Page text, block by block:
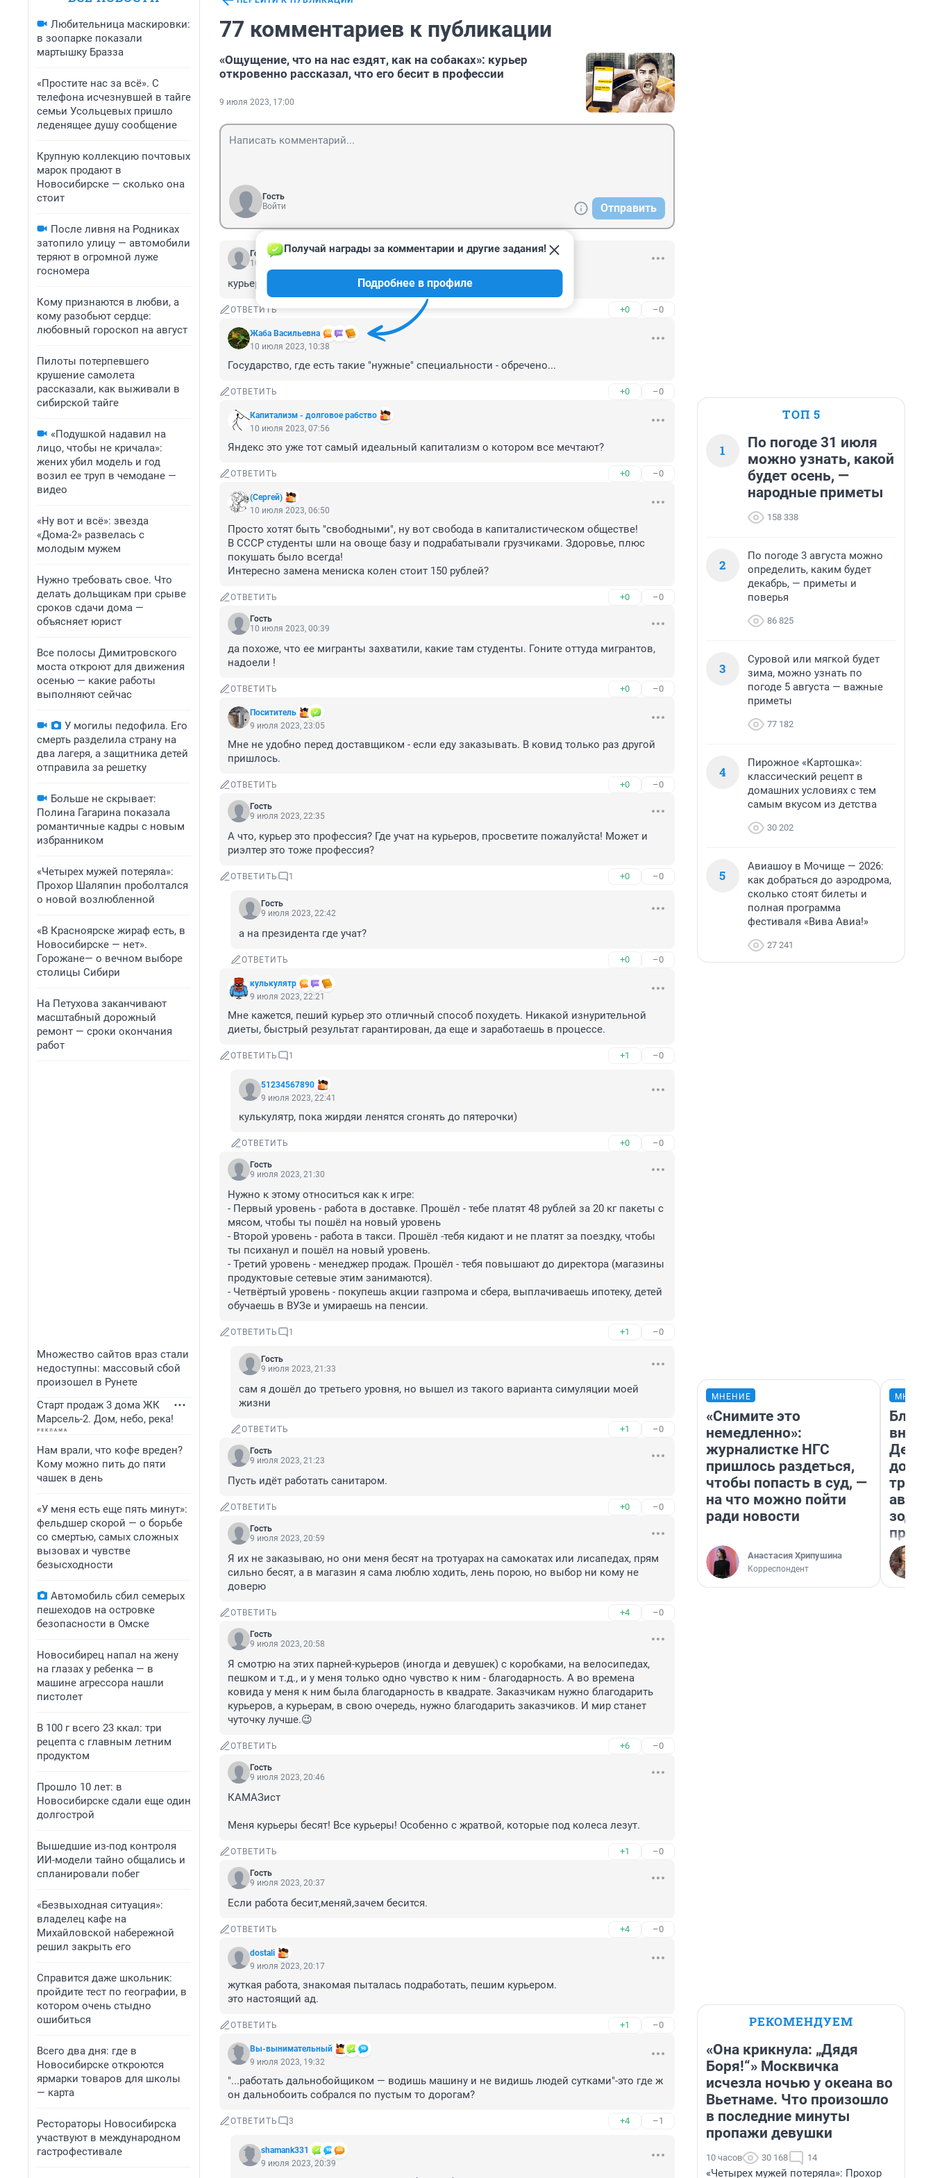
Любительница маскировки:
в зоопарке показали
мартышку Бразза
«Простите нас за всё». С
телефона исчезнувшей в тайге
семьи Усольцевых пришло
леденящее душу сообщение
Крупную коллекцию почтовых
марок продают в
Новосибирске — сколько она
стоит
После ливня на Родниках
затопило улицу — автомобили
теряют в огромной луже
госномера
Кому признаются в любви, а
кому разобьют сердце:
любовный гороскоп на август
Пилоты потерпевшего
крушение самолета
рассказали, как выживали в
сибирской тайге
«Подушкой надавил на
лицо, чтобы не кричала»:
жених убил модель и год
возил ее труп в чемодане —
видео
«Ну вот и всё»: звезда
«Дома-2» развелась с
молодым мужем
Нужно требовать свое. Что
делать дольщикам при срыве
сроков сдачи дома —
объясняет юрист
Все полосы Димитровского
моста откроют для движения
осенью — какие работы
выполняют сейчас
У могилы педофила. Его
смерть разделила страну на
два лагеря, а защитника детей
отправила за решетку
Больше не скрывает:
Полина Гагарина показала
романтичные кадры с новым
избранником
«Четырех мужей потеряла»:
Прохор Шаляпин проболтался
о новой возлюбленной
«В Красноярске жираф есть, в
Новосибирске — нет».
Горожане— о вечном выборе
столицы Сибири
На Петухова заканчивают
масштабный дорожный
ремонт — сроки окончания
работ
Множество сайтов враз стали
недоступны: массовый сбой
произошел в Рунете
Старт продаж 3 дома ЖК
Марсель-2. Дом, небо, река!
Нам врали, что кофе вреден?
Кому можно пить до пяти
чашек в день
«У меня есть еще пять минут»:
фельдшер скорой — о борьбе
со смертью, самых сложных
вызовах и чувстве
безысходности
Автомобиль сбил семерых
пешеходов на островке
безопасности в Омске
Новосибирец напал на жену
на глазах у ребенка — в
машине агрессора нашли
пистолет
В 100 г всего 23 ккал: три
рецепта с главным летним
продуктом
Прошло 10 лет: в
Новосибирске сдали еще один
долгострой
Вышедшие из-под контроля
ИИ-модели тайно общались и
спланировали побег
«Безвыходная ситуация»:
владелец кафе на
Михайловской набережной
решил закрыть его
Справится даже школьник:
пройдите тест по географии, в
котором очень стыдно
ошибиться
Всего два дня: где в
Новосибирске откроются
ярмарки товаров для школы
— карта
Рестораторы Новосибирска
участвуют в международном
гастрофестивале
77 комментариев к публикации
«Ощущение, что на нас ездят, как на собаках»: курьер
откровенно рассказал, что его бесит в профессии
9 июля 2023, 17:00
Гость
Войти
Отправить
Гость
10 июля 2023, 18:12
курьер - это не профессия, это род деятельности.
ОТВЕТИТЬ +0 –0
Жаба Васильевна
Получай награды за комментарии и другие задания!
Подробнее в профиле
10 июля 2023, 10:38
Государство, где есть такие "нужные" специальности - обречено...
ОТВЕТИТЬ +0 –0
Капитализм - долговое рабство
10 июля 2023, 07:56
Яндекс это уже тот самый идеальный капитализм о котором все мечтают?
ОТВЕТИТЬ +0 –0
(Сергей)
10 июля 2023, 06:50
Просто хотят быть "свободными", ну вот свобода в капиталистическом обществе!
В СССР студенты шли на овоще базу и подрабатывали грузчиками. Здоровье, плюс
покушать было всегда!
Интересно замена мениска колен стоит 150 рублей?
ОТВЕТИТЬ +0 –0
Гость
10 июля 2023, 00:39
да похоже, что ее мигранты захватили, какие там студенты. Гоните оттуда мигрантов,
надоели !
ОТВЕТИТЬ +0 –0
Посититель
9 июля 2023, 23:05
Мне не удобно перед доставщиком - если еду заказывать. В ковид только раз другой
пришлось.
ОТВЕТИТЬ +0 –0
Гость
9 июля 2023, 22:35
А что, курьер это профессия? Где учат на курьеров, просветите пожалуйста! Может и
риэлтер это тоже профессия?
ОТВЕТИТЬ 1 +0 –0
Гость
9 июля 2023, 22:42
а на президента где учат?
ОТВЕТИТЬ +0 –0
кулькулятр
9 июля 2023, 22:21
Мне кажется, пеший курьер это отличный способ похудеть. Никакой изнурительной
диеты, быстрый результат гарантирован, да еще и заработаешь в процессе.
ОТВЕТИТЬ 1 +1 –0
51234567890
9 июля 2023, 22:41
кулькулятр, пока жирдяи ленятся сгонять до пятерочки)
ОТВЕТИТЬ +0 –0
Гость
9 июля 2023, 21:30
Нужно к этому относиться как к игре:
- Первый уровень - работа в доставке. Прошёл - тебе платят 48 рублей за 20 кг пакеты с
мясом, чтобы ты пошёл на новый уровень
- Второй уровень - работа в такси. Прошёл -тебя кидают и не платят за поездку, чтобы
ты психанул и пошёл на новый уровень.
- Третий уровень - менеджер продаж. Прошёл - тебя повышают до директора (магазины
продуктовые сетевые этим занимаются).
- Четвёртый уровень - покупешь акции газпрома и сбера, выплачиваешь ипотеку, детей
обучаешь в ВУЗе и умираешь на пенсии.
ОТВЕТИТЬ 1 +1 –0
Гость
9 июля 2023, 21:33
сам я дошёл до третьего уровня, но вышел из такого варианта симуляции моей
жизни
ОТВЕТИТЬ +1 –0
Гость
9 июля 2023, 21:23
Пусть идёт работать санитаром.
ОТВЕТИТЬ +0 –0
Гость
9 июля 2023, 20:59
Я их не заказываю, но они меня бесят на тротуарах на самокатах или лисапедах, прям
сильно бесят, а в магазин я сама люблю ходить, лень порою, но выбор ни кому не
доверю
ОТВЕТИТЬ +4 –0
Гость
9 июля 2023, 20:58
Я смотрю на этих парней-курьеров (иногда и девушек) с коробками, на велосипедах,
пешком и т.д., и у меня только одно чувство к ним - благодарность. А во времена
ковида у меня к ним была благодарность в квадрате. Заказчикам нужно благодарить
курьеров, а курьерам, в свою очередь, нужно благодарить заказчиков. И мир станет
чуточку лучше.😉
ОТВЕТИТЬ +6 –0
Гость
9 июля 2023, 20:46
КАМАЗист
Меня курьеры бесят! Все курьеры! Особенно с жратвой, которые под колеса лезут.
ОТВЕТИТЬ +1 –0
Гость
9 июля 2023, 20:37
Если работа бесит,меняй,зачем бесится.
ОТВЕТИТЬ +4 –0
dostali
9 июля 2023, 20:17
жуткая работа, знакомая пыталась подработать, пешим курьером.
это настоящий ад.
ОТВЕТИТЬ +1 –0
Вы-вынимательный
9 июля 2023, 19:32
"...работать дальнобойщиком — водишь машину и не видишь людей сутками"-это где ж
он дальнобоить собрался по пустым то дорогам?
ОТВЕТИТЬ 3 +4 –1
shamank331
9 июля 2023, 20:39
ТОП 5
1
По погоде 31 июля
можно узнать, какой
будет осень, —
народные приметы
158 338
2
По погоде 3 августа можно
определить, каким будет
декабрь, — приметы и
поверья
86 825
3
Суровой или мягкой будет
зима, можно узнать по
погоде 5 августа — важные
приметы
77 182
4
Пирожное «Картошка»:
классический рецепт в
домашних условиях с тем
самым вкусом из детства
30 202
5
Авиашоу в Мочище — 2026:
как добраться до аэродрома,
сколько стоят билеты и
полная программа
фестиваля «Вива Авиа!»
27 241
МНЕНИЕ
«Снимите это
немедленно»:
журналистке НГС
пришлось раздеться,
чтобы попасть в суд, —
на что можно пойти
ради новости
Анастасия Хрипушина
Корреспондент
РЕКОМЕНДУЕМ
«Она крикнула: „Дядя
Боря!“» Москвичка
исчезла ночью у океана во
Вьетнаме. Что произошло
в последние минуты
пропажи девушки
10 часов 30 168 14
«Четырех мужей потеряла»: Прохор